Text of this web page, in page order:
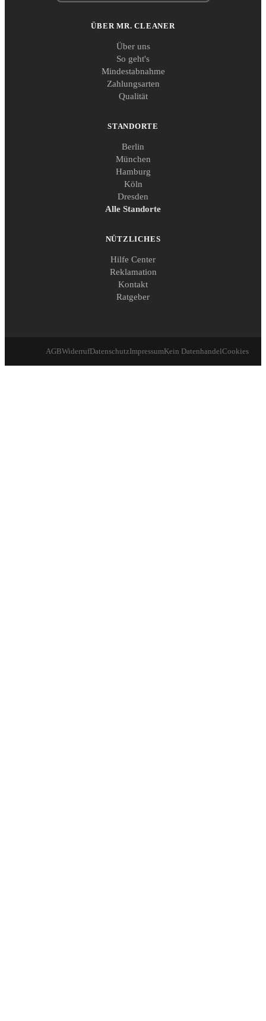
ÜBER MR. CLEANER
Über uns
So geht's
Mindestabnahme
Zahlungsarten
Qualität
STANDORTE
Berlin
München
Hamburg
Köln
Dresden
Alle Standorte
NÜTZLICHES
Hilfe Center
Reklamation
Kontakt
Ratgeber
AGBWiderrufDatenschutzImpressumKein DatenhandelCookies